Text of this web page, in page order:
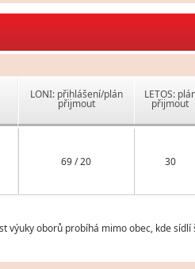
LONI: přihlášení/plán
přijmout
LETOS:
přijmout
69 / 20 30
výuky oborů probíhá mimo obec, kde sídlí